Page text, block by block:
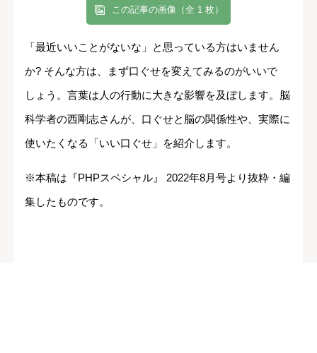
この記事の画像（全 1 枚）
「最近いいことがないな」と思っている方はいません
か? そんな方は、まず口ぐせを変えてみるのがいいで
しょう。言葉は人の行動に大きな影響を及ぼします。脳
科学者の西剛志さんが、口ぐせと脳の関係性や、実際に
使いたくなる「いい口ぐせ」を紹介します。
※本稿は『PHPスペシャル』 2022年8月号より抜粋・編
集したものです。